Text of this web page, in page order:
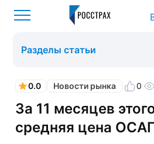
0.0 Новости рынка 0
За 11 месяцев
средняя цена
Разделы статьи